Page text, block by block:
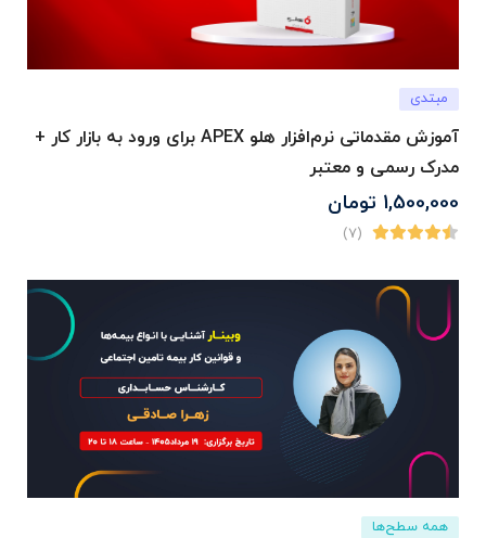
مبتدی
آموزش مقدماتی نرم‌افزار هلو APEX برای ورود به بازار کار +
مدرک رسمی و معتبر
1,500,000 تومان
(7)
همه سطح‌ها